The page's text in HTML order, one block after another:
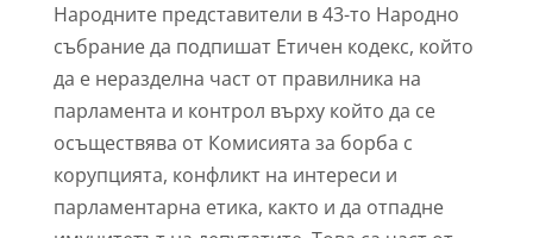
Народните представители в 43-то Народно
събрание да подпишат Етичен кодекс, който
да е неразделна част от правилника на
парламента и контрол върху който да се
осъществява от Комисията за борба с
корупцията, конфликт на интереси и
парламентарна етика, както и да отпадне